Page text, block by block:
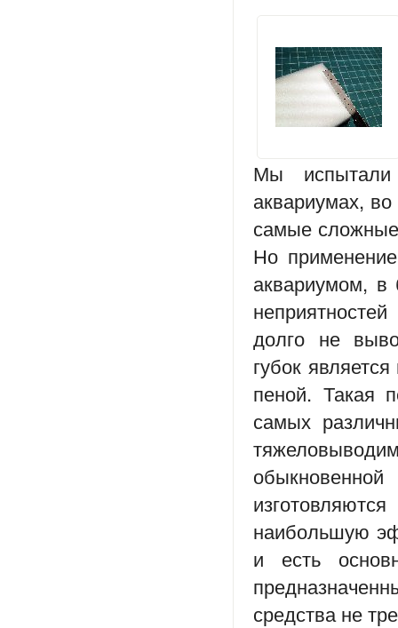
Мы
аквариумах, во
самые сложные
Но
аквариумом, в
долго не
губок
пеной. Такая
самых
наибольшую
и есть
средства не